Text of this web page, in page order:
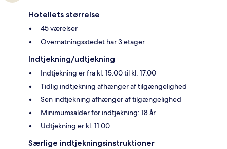
Hotellets størrelse
45 værelser
Overnatningsstedet har 3 etager
Indtjekning/udtjekning
Indtjekning er fra kl. 15.00 til kl. 17.00
Tidlig indtjekning afhænger af tilgængelighed
Sen indtjekning afhænger af tilgængelighed
Minimumsalder for indtjekning: 18 år
Udtjekning er kl. 11.00
Særlige indtjekningsinstruktioner